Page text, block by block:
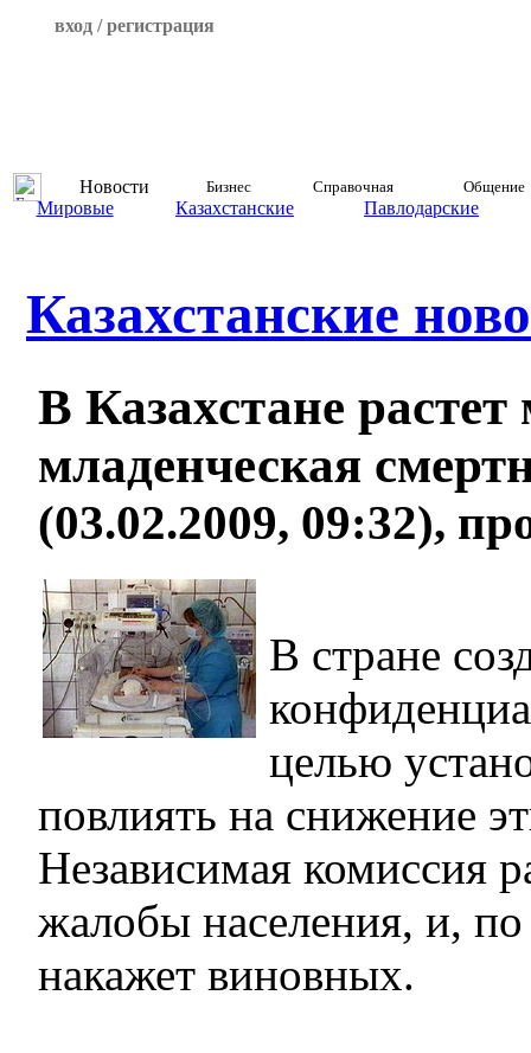
вход / регистрация
Новости Бизнес Справочная Общение
Мировые Казахстанские Павлодарские
Казахстанские
В Казахстане
младенческая
(03.02.2009, 09:32),
В стране
целью
повлиять на снижение
Независимая комиссия
жалобы населения, и,
накажет виновных.